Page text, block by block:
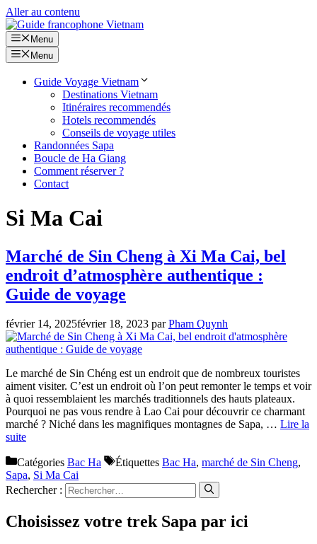
Aller au contenu
Menu
Menu
Guide Voyage Vietnam
Destinations Vietnam
Itinéraires recommendés
Hotels recommendés
Conseils de voyage utiles
Randonnées Sapa
Boucle de Ha Giang
Comment réserver ?
Contact
Si Ma Cai
Marché de Sin Cheng à Xi Ma Cai, bel
endroit d’atmosphère authentique :
Guide de voyage
février 14, 2025février 18, 2023 parPham Quynh
Le marché de Sin Chéng est un endroit que de nombreux touristes
aiment visiter. C’est un endroit où l’on peut remonter le temps et voir
à quoi ressemblaient les marchés traditionnels des hauts plateaux.
Pourquoi ne pas vous rendre à Lao Cai pour découvrir ce charmant
marché ? Niché dans les magnifiques montagnes de Sapa, … Lire la
suite
Catégories Bac Ha Étiquettes Bac Ha, marché de Sin Cheng,
Sapa, Si Ma Cai
Rechercher :
Choisissez votre trek Sapa par ici